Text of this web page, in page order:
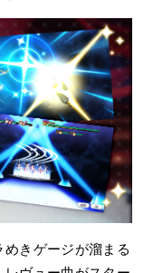
きゲージが溜まる